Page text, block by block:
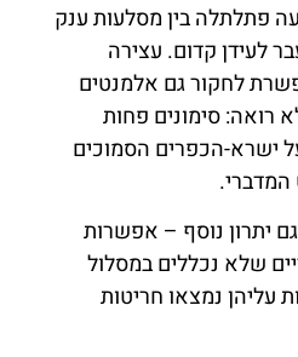
פתלתלה בין מסלעות ענק
לעידן קדום. עצירה
לחקור גם אלמנטים
רואה: סימונים פחות
ישרא-הכפרים הסמוכים
יתרון נוסף – אפשרות
שלא נכללים במסלול
עליהן נמצאו חריטות